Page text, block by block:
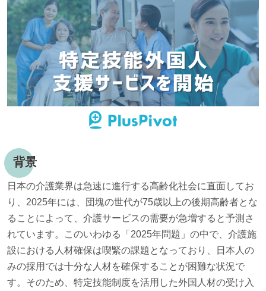
背景
日本の介護業界は急速に進行する高齢化社会に直面してお
り、2025年には、団塊の世代が75歳以上の後期高齢者とな
ることによって、介護サービスの需要が急増すると予測さ
れています。このいわゆる「2025年問題」の中で、介護施
設における人材確保は喫緊の課題となっており、日本人の
みの採用では十分な人材を確保することが困難な状況で
す。そのため、特定技能制度を活用した外国人材の受け入